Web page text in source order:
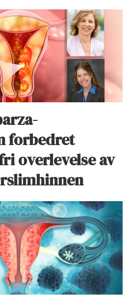
forbedret
overlevelse av